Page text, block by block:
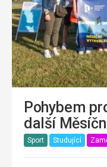
Pohybem
další
Sport Studující